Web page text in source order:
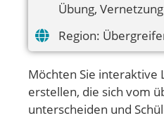
Übung,
Region:
Möchten Sie interaktive
erstellen, die sich vom
unterscheiden und